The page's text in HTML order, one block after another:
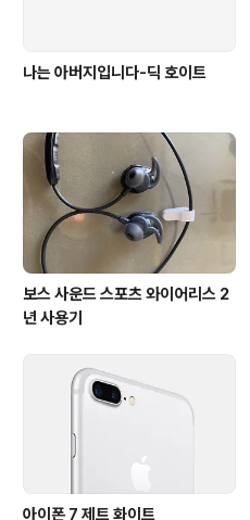
나는 아버지입니다-딕 호이트
보스 사운드 스포츠 와이어리스 2
년 사용기
아이폰 7 제트 화이트